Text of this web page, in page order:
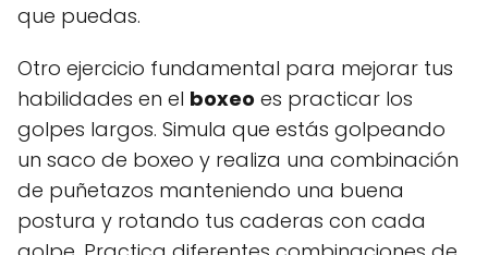
que puedas.
Otro ejercicio fundamental para mejorar tus
habilidades en el boxeo es practicar los
golpes largos. Simula que estás golpeando
un saco de boxeo y realiza una combinación
de puñetazos manteniendo una buena
postura y rotando tus caderas con cada